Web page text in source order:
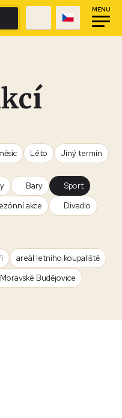
MENU
Léto Jiný termín
Bary
Sport
akce
Divadlo
areál letního koupaliště
Budějovice